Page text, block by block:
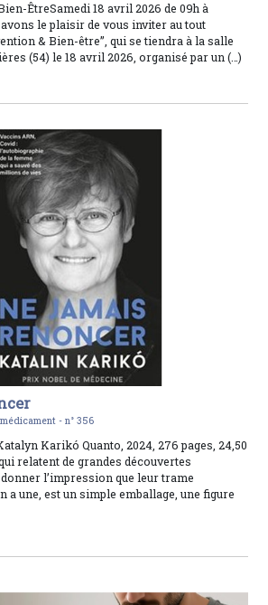
ÊtreSamedi 18 avril 2026 de 09h à
le plaisir de vous inviter au tout
& Bien-être”, qui se tiendra à la salle
(54) le 18 avril 2026, organisé par un (…)
-n° 356
Karikó Quanto, 2024, 276 pages, 24,50
relatent de grandes découvertes
l’impression que leur trame
a une, est un simple emballage, une figure